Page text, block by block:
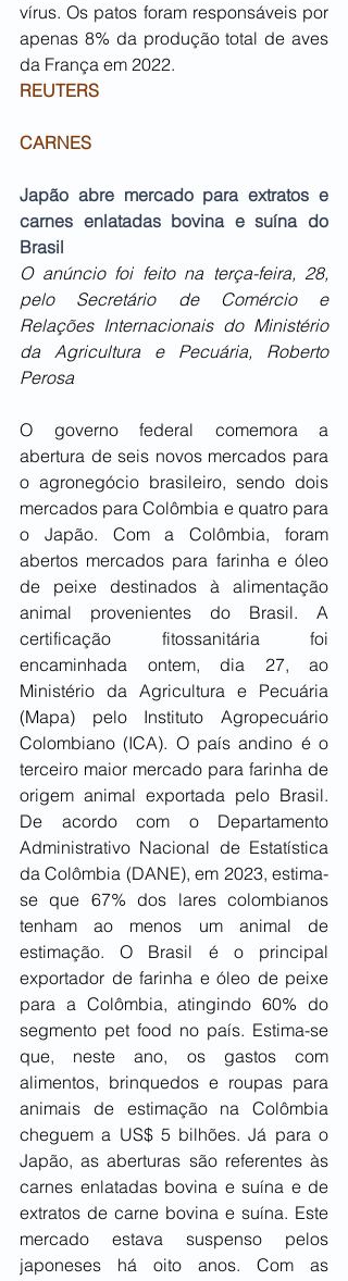
vírus. Os patos foram responsáveis por
apenas 8% da produção total de aves
da França em 2022.
REUTERS
CARNES
Japão abre mercado para extratos e
carnes enlatadas bovina e suína do
Brasil
O anúncio foi feito na terça-feira, 28,
pelo Secretário de Comércio e
Relações Internacionais do Ministério
da Agricultura e Pecuária, Roberto
Perosa
O governo federal comemora a
abertura de seis novos mercados para
o agronegócio brasileiro, sendo dois
mercados para Colômbia e quatro para
o Japão. Com a Colômbia, foram
abertos mercados para farinha e óleo
de peixe destinados à alimentação
animal provenientes do Brasil. A
certificação fitossanitária foi
encaminhada ontem, dia 27, ao
Ministério da Agricultura e Pecuária
(Mapa) pelo Instituto Agropecuário
Colombiano (ICA). O país andino é o
terceiro maior mercado para farinha de
origem animal exportada pelo Brasil.
De acordo com o Departamento
Administrativo Nacional de Estatística
da Colômbia (DANE), em 2023, estima-
se que 67% dos lares colombianos
tenham ao menos um animal de
estimação. O Brasil é o principal
exportador de farinha e óleo de peixe
para a Colômbia, atingindo 60% do
segmento pet food no país. Estima-se
que, neste ano, os gastos com
alimentos, brinquedos e roupas para
animais de estimação na Colômbia
cheguem a US$ 5 bilhões. Já para o
Japão, as aberturas são referentes às
carnes enlatadas bovina e suína e de
extratos de carne bovina e suína. Este
mercado estava suspenso pelos
japoneses há oito anos. Com as